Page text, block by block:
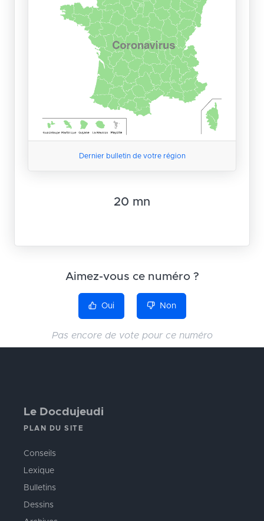
Dernier bulletin de votre région
20 mn
Aimez-vous ce numéro ?
Oui Non
Pas encore de vote pour ce numéro
Le Docdujeudi
PLAN DU SITE
Conseils
Lexique
Bulletins
Dessins